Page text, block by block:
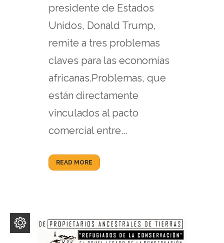
presidente de Estados
Unidos, Donald Trump,
remite a tres problemas
claves para las economías
africanas.Problemas, que
están directamente
vinculados al pacto
comercial entre...
READ MORE